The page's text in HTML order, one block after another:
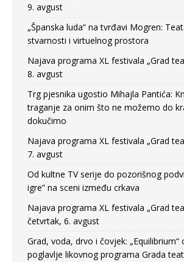
9. avgust
„Španska luda“ na tvrđavi Mogren:
stvarnosti i virtuelnog prostora
Najava programa XL festivala „Grad
8. avgust
Trg pjesnika ugostio Mihajla Pantića:
traganje za onim što ne možemo do
dokučimo
Najava programa XL festivala „Grad
7. avgust
Od kultne TV serije do pozorišnog
igre” na sceni između crkava
Najava programa XL festivala „Grad
četvrtak, 6. avgust
Grad, voda, drvo i čovjek:
poglavlje likovnog programa Grada